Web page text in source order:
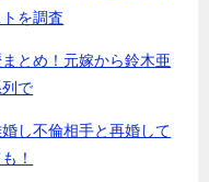
を調査
とめ！元嫁から鈴木亜
で
し不倫相手と再婚して
！